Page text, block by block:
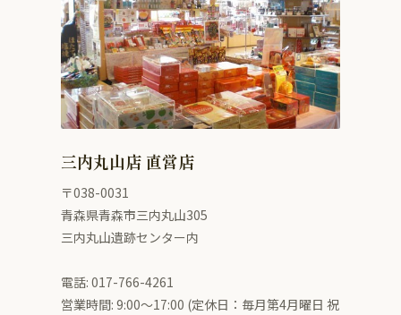
三内丸山店 直営店
〒038-0031
青森県青森市三内丸山305
三内丸山遺跡センター内
電話: 017-766-4261
営業時間: 9:00〜17:00 (定休日：毎月第4月曜日 祝